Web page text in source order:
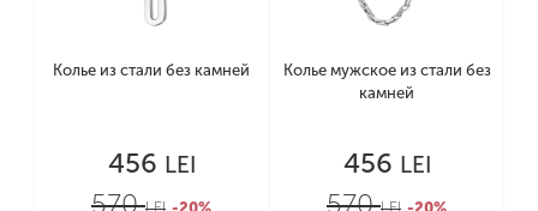
Колье из стали без камней
456 LEI
570
Колье мужское из стали без
камней
456 LEI
570